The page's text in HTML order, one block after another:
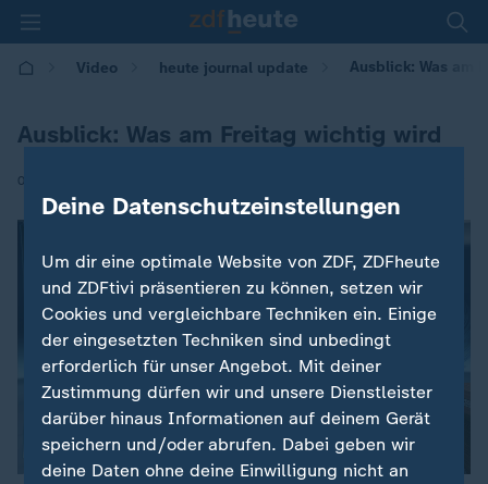
Video heute journal update Ausblick: Was am
Ausblick: Was am Freitag wichtig wird
05.06.2026 | 00:30
Deine Datenschutzeinstellungen
Um dir eine optimale Website von ZDF, ZDFheute
und ZDFtivi präsentieren zu können, setzen wir
Cookies und vergleichbare Techniken ein. Einige
der eingesetzten Techniken sind unbedingt
erforderlich für unser Angebot. Mit deiner
Zustimmung dürfen wir und unsere Dienstleister
darüber hinaus Informationen auf deinem Gerät
speichern und/oder abrufen. Dabei geben wir
deine Daten ohne deine Einwilligung nicht an